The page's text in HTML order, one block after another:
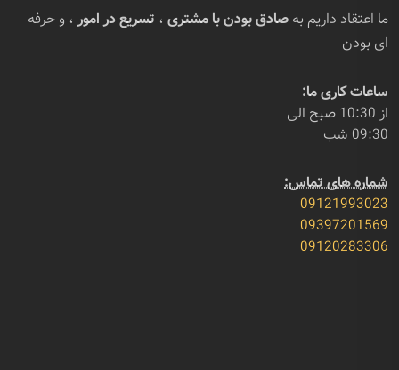
ما اعتقاد داریم به صادق بودن با مشتری ، تسریع در امور ، و حرفه
ای بودن
ساعات کاری ما:
از 10:30 صبح الی
09:30 شب
شماره های تماس:
09121993023
09397201569
09120283306